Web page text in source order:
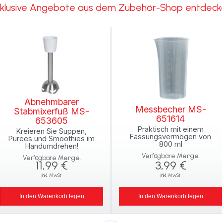
Angebote aus dem Zubehör-Shop
Abnehmbarer
Stabmixerfuß MS-
653605
Kreieren Sie Suppen,
Pürees und Smoothies im
Handumdrehen!
Verfügbare Menge.
11,99 €
inkl. MwSt
In den Warenkorb legen
Messbecher MS-
651614
Praktisch mit einem
Fassungsvermögen von
800 ml
Verfügbare Menge.
3,99 €
inkl. MwSt
In den Warenkorb legen